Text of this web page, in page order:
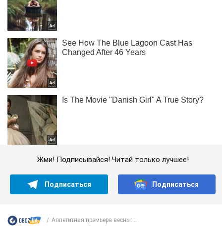
Жми! Подписывайся! Читай только лучшее!
Подписаться Подписаться
Аппетитная премьера весны:...